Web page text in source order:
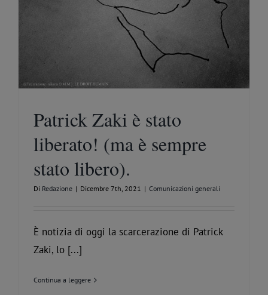
Patrick Zaki è stato
liberato! (ma è sempre
stato libero).
Di Redazione | Dicembre 7th, 2021 | Comunicazioni generali
È notizia di oggi la scarcerazione di Patrick
Zaki, lo [...]
Continua a leggere